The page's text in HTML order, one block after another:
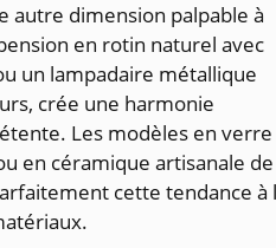
autre dimension palpable à
en rotin naturel avec
un lampadaire métallique
crée une harmonie
Les modèles en verre
en céramique artisanale de
cette tendance à